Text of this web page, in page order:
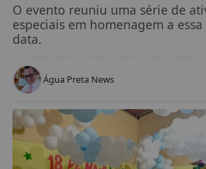
O evento reuniu uma série de
especiais em homenagem a
data.
Água Preta News